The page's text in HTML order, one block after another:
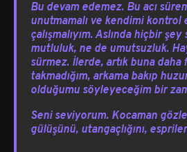
Bu devam edemez. Bu acı
unutmamalı ve kendimi kontrol
çalışmalıyım. Aslında hiçbir
mutluluk, ne de umutsuzluk.
sürmez. İlerde, artık buna daha
takmadığım, arkama bakıp
olduğumu söyleyeceğim bir
Seni seviyorum. Kocaman
gülüşünü, utangaçlığını,